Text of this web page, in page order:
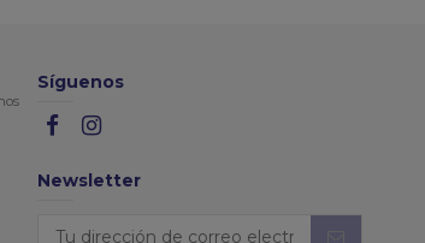
Síguenos
Newsletter